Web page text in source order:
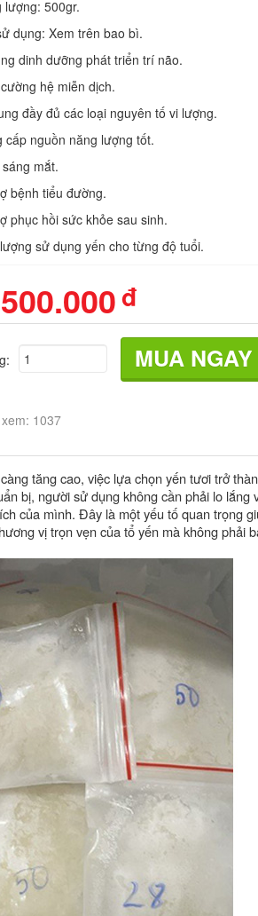
lượng: 500gr.
dụng: Xem trên bao bì.
dinh dưỡng phát triển trí não.
hệ miễn dịch.
đầy đủ các loại nguyên tố vi lượng.
cấp nguồn năng lượng tốt.
mắt.
bệnh tiểu đường.
phục hồi sức khỏe sau sinh.
sử dụng yến cho từng độ tuổi.
500.000đ
MUA NGAY
1037
tăng cao, việc lựa chọn yến tươi trở
bị, người sử dụng không cần phải lo
của mình. Đây là một yếu tố quan trọng
vị trọn vẹn của tổ yến mà không phải